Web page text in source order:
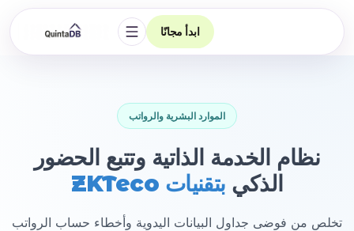
ابدأ مجانًا
فتح التنقل
الموارد البشرية والرواتب
نظام الخدمة الذاتية وتتبع الحضور
الذكي بتقنيات ZKTeco
تخلص من فوضى جداول البيانات اليدوية وأخطاء حساب الرواتب